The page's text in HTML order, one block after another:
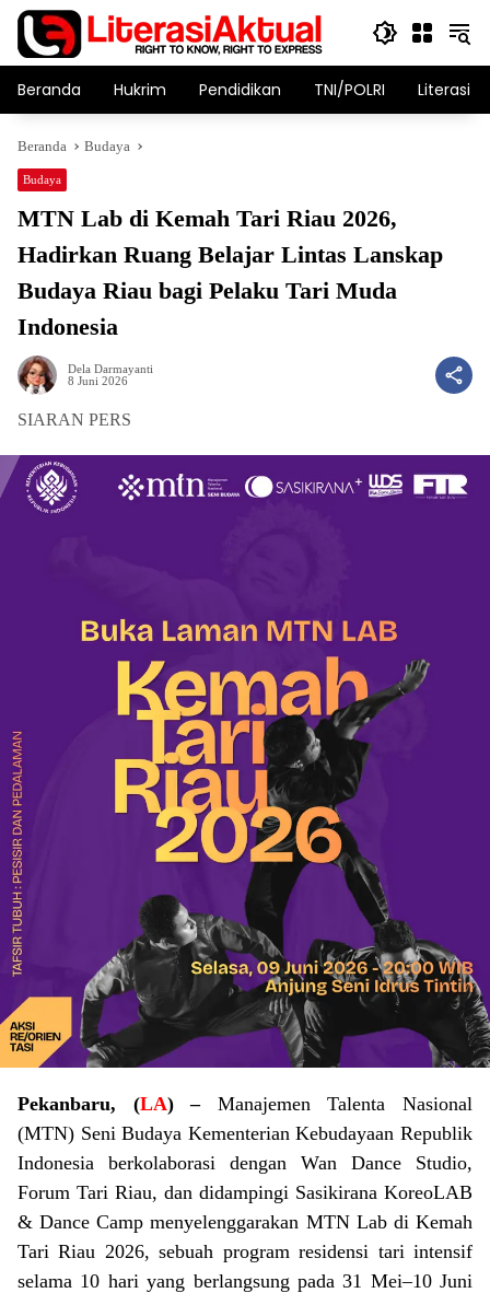
Langsung
konten
Beranda Hukrim Pendidikan TNI/POLRI Literasi
Beranda Budaya
Budaya
MTN Lab di Kemah Tari Riau 2026,
Hadirkan Ruang Belajar Lintas Lanskap
Budaya Riau bagi Pelaku Tari Muda
Indonesia
Dela Darmayanti
8 Juni 2026
SIARAN PERS
Pekanbaru, (LA) – Manajemen Talenta Nasional
(MTN) Seni Budaya Kementerian Kebudayaan Republik
Indonesia berkolaborasi dengan Wan Dance Studio,
Forum Tari Riau, dan didampingi Sasikirana KoreoLAB
& Dance Camp menyelenggarakan MTN Lab di Kemah
Tari Riau 2026, sebuah program residensi tari intensif
selama 10 hari yang berlangsung pada 31 Mei–10 Juni